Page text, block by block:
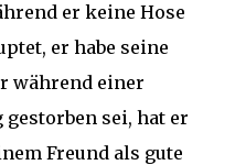
er keine Hose
er habe seine
während einer
sei, hat er
Freund als gute